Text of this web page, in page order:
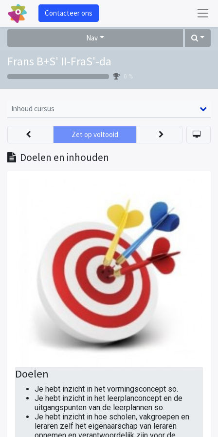
Contacteer ons
Nav
Frans B+S' II-FraS'-da
0 %
Inhoud cursus
Doelen en inhouden
Zet op voltooid
Doelen
Je hebt inzicht in het vormingsconcept so.
Je hebt inzicht in het leerplanconcept en de
uitgangspunten van de leerplannen so.
Je hebt inzicht in hoe scholen, vakgroepen en
leraren zelf het eigenaarschap van leraren
opnemen en verantwoordelijk zijn voor de